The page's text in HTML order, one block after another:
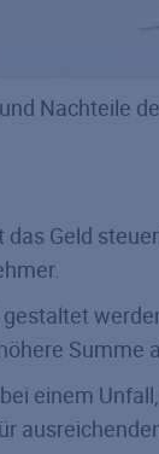
Nachteile
Geld
Summe
einem